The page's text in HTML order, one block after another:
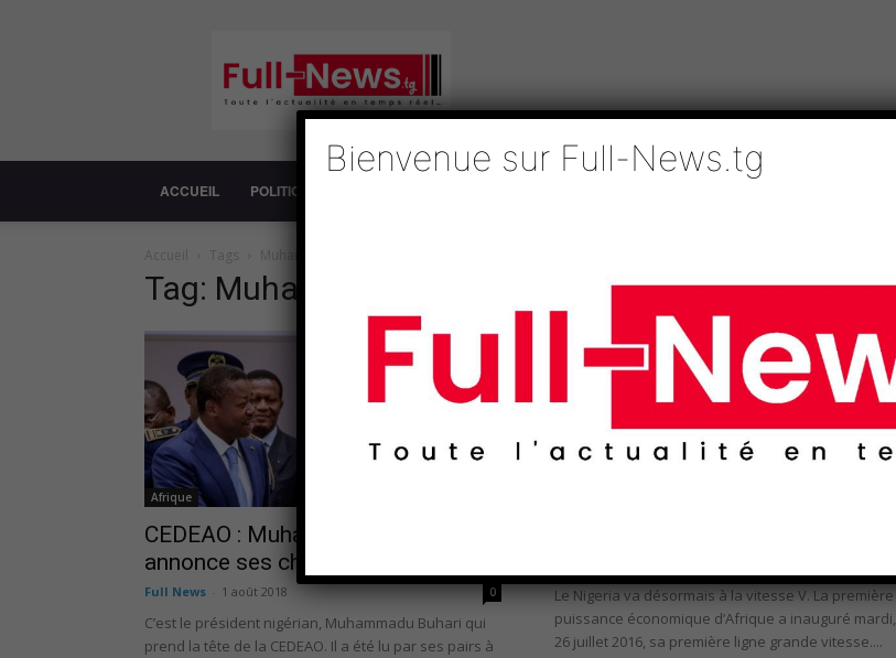
News
ACCUEIL POLITIQUE
Accueil Tags Muhammadu Buhari
Tag: Muhammadu Buhari
Afrique
CEDEAO : Muhammadu Buhari
annonce ses chantiers
Full News 1 août 2018 0
C’est le président nigérian, Muhammadu Buhari qui
prend la tête de la CEDEAO. Il a été lu par ses pairs à
Le Nigeria va désormais à la vitesse V. La première
puissance économique d’Afrique a inauguré mardi,
26 juillet 2016, sa première ligne grande vitesse....
Bienvenue sur Full-News.tg